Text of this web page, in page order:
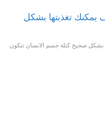
تغذيتها بشكل
بشكل صحيح كتلة جسم الانسان تتكون